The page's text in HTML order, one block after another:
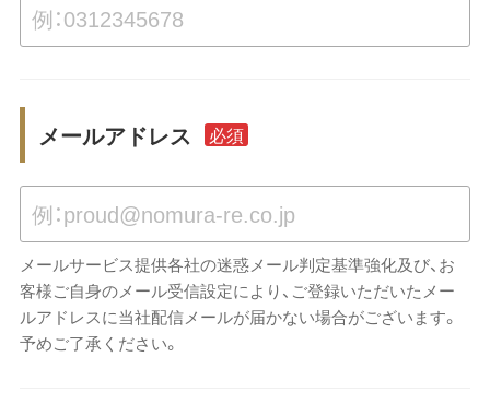
メールアドレス 必須
メールサービス提供各社の迷惑メール判定基準強化及び、お
客様ご自身のメール受信設定により、ご登録いただいたメー
ルアドレスに当社配信メールが届かない場合がございます。
予めご了承ください。